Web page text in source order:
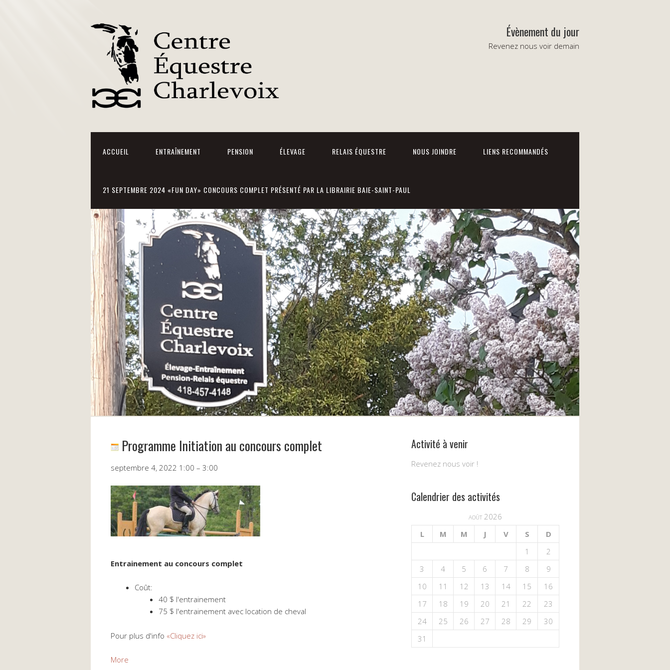
Évènement du jour
Revenez nous voir demain
ACCUEIL ENTRAÎNEMENT PENSION ÉLEVAGE RELAIS ÉQUESTRE NOUS JOINDRE LIENS RECOMMANDÉS
21 SEPTEMBRE 2024 «FUN DAY» CONCOURS COMPLET PRÉSENTÉ PAR LA LIBRAIRIE BAIE-SAINT-PAUL
Programme Initiation au concours complet
Programme
au
concours
complet
septembre 4, 2022 1:00 – 3:00
Entrainement au concours complet
Coût:
40 $ l'entrainement
75 $ l'entrainement avec location de cheval
Pour plus d'info «Cliquez ici»
More
Activité à venir
Revenez nous voir !
Calendrier des activités
août 2026
L
M M J V S
D
1
2
3
4 5 6 7 8
9
10
11 12 13 14 15
16
17
18 19 20 21 22
23
24
25 26 27 28 29
30
31